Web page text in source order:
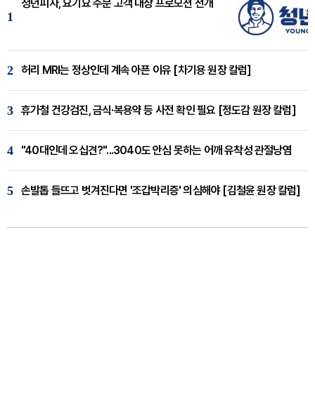
1
청년피자, 요기요 주문 고객 대상 프로모션 전개
2 허리 MRI는 정상인데 계속 아픈 이유 [차기용 원장 칼럼]
3 휴가철 건강검진, 금식·복용약 등 사전 확인 필요 [정도감 원장 칼럼]
4 "40대인데 오십견?"...3040도 안심 못하는 어깨 유착성 관절낭염
5 손발톱 들뜨고 벗겨진다면 '조갑박리증' 의심해야 [김철윤 원장 칼럼]